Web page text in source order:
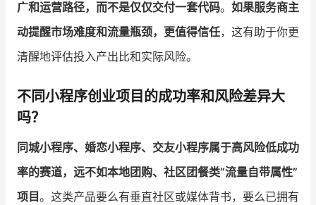
广和运营路径，而不是仅仅交付一套代码。 如果服务商主
动提醒市场难度和流量瓶颈，更值得信任，这有助于你更
清醒地评估投入产出比和实际风险。
不同小程序创业项目的成功率和风险差异大
吗？
同城小程序、婚恋小程序、交友小程序属于高风险低成功
率的赛道，远不如本地团购、社区团餐类“流量自带属性”
项目。这类产品要么有垂直社区或媒体背书，要么已拥有